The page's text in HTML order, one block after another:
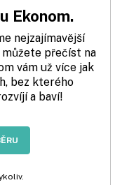
Ekonom.
nejzajímavější
přečíst na
vám už více jak
bez kterého
a baví!